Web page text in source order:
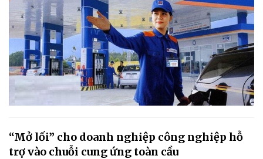
“Mở lối” cho doanh nghiệp công nghiệp hỗ
trợ vào chuỗi cung ứng toàn cầu